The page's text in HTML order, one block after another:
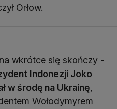
Orłow.
wkrótce się skończy -
Indonezji Joko
w środę na Ukrainę,
Wołodymyrem